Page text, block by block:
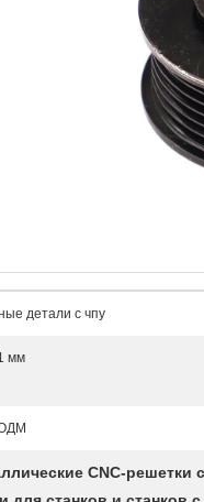
детали с чпу
мм
CNC-